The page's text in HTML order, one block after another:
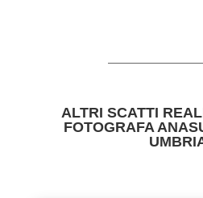
ALTRI SCATTI
FOTOGRAFA